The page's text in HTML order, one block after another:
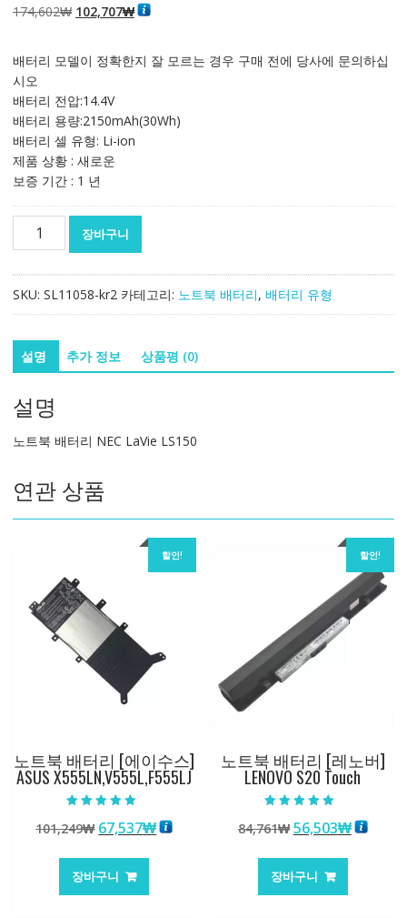
174,602₩ 원
격:
102,707₩현
격:
배터리 모델이 정확한지 잘 모르는 경우 구매 전에 당사에 문의하십
시오
배터리 전압:14.4V
배터리 용량:2150mAh(30Wh)
배터리 셀 유형: Li-ion
제품 상황 : 새로운
보증 기간 : 1 년
터
NEC
LaVie
수
장바구니
SKU: SL11058-kr2 카테고리: 노트북 배터리, 배터리 유형
설명 추가 정보 상품평 (0)
설명
노트북 배터리 NEC LaVie LS150
연관 상품
할인!
노트북 배터리 [에이수스]
ASUS X555LN,V555L,F555LJ
5.00
로 평가됨
101,249₩ 원
가
격:
67,537₩현
장바구니
할인!
노트북 배터리 [레노버]
LENOVO S20 Touch
4.50
로 평가됨
84,761₩ 원
가
격:
56,503₩현
장바구니